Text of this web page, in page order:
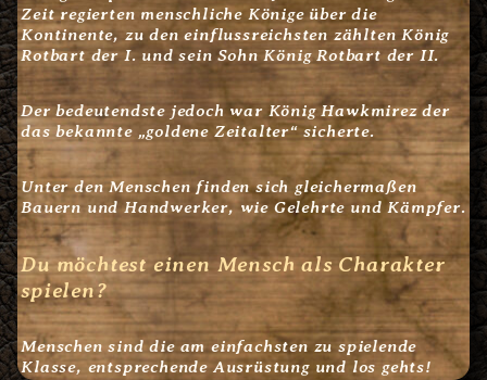
Zeit regierten menschliche Könige über die
Kontinente, zu den einflussreichsten zählten König
Rotbart der I. und sein Sohn König Rotbart der II.
Der bedeutendste jedoch war König Hawkmirez der
das bekannte „goldene Zeitalter“ sicherte.
Unter den Menschen finden sich gleichermaßen
Bauern und Handwerker, wie Gelehrte und Kämpfer.
Du möchtest einen Mensch als Charakter
spielen?
Menschen sind die am einfachsten zu spielende
Klasse, entsprechende Ausrüstung und los gehts!